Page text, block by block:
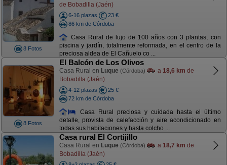
8 Fotos
de Bobadilla (Jaén)
6-16 plazas
23 €
86 km de Córdoba
Casa Rural de lujo de 100 años con 3 plantas, con
piscina y jardín, totalmente reformada, en el centro de la
preciosa aldea de El Cañuelo co ...
8 Fotos
El Balcón de Los Olivos
Casa Rural en Luque (Córdoba) a 18,6 km de
Bobadilla (Jaén)
4-12 plazas
25 €
72 km de Córdoba
Casa Rural preciosa y cuidada hasta el último
detalle, provista de calefacción y aire acondicionado en
todas sus habitaciones y hasta colcho ...
Casa rural El Cortijillo
Casa Rural en Luque (Córdoba) a 18,7 km de
Bobadilla (Jaén)